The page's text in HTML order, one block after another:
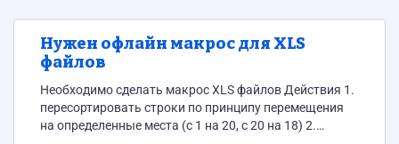
Нужен офлайн макрос для XLS
файлов
Необходимо сделать макрос XLS файлов Действия 1.
пересортировать строки по принципу перемещения
на определенные места (с 1 на 20, с 20 на 18) 2.